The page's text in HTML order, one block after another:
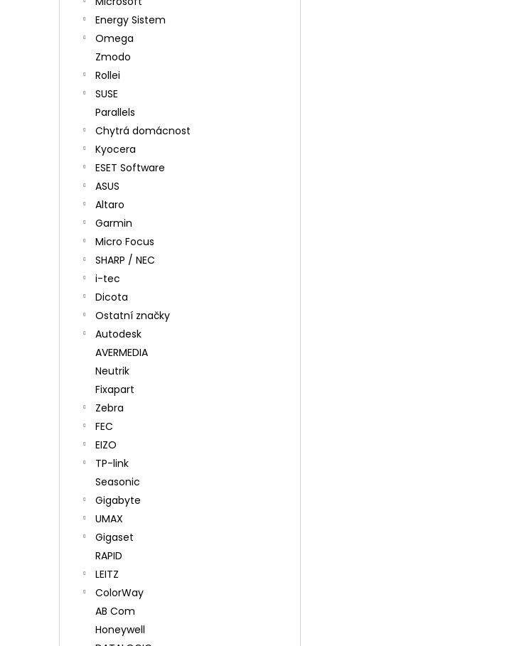
Energy Sistem
Omega
Zmodo
Rollei
SUSE
Parallels
Chytrá domácnost
Kyocera
ESET Software
ASUS
Altaro
Garmin
Micro Focus
SHARP / NEC
i-tec
Dicota
Ostatní značky
Autodesk
AVERMEDIA
Neutrik
Fixapart
Zebra
FEC
EIZO
TP-link
Seasonic
Gigabyte
UMAX
Gigaset
RAPID
LEITZ
ColorWay
AB Com
Honeywell